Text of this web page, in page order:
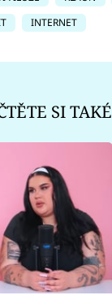
INTERNET
SI TAKÉ